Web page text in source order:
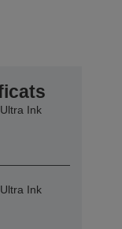
Ink
Ink